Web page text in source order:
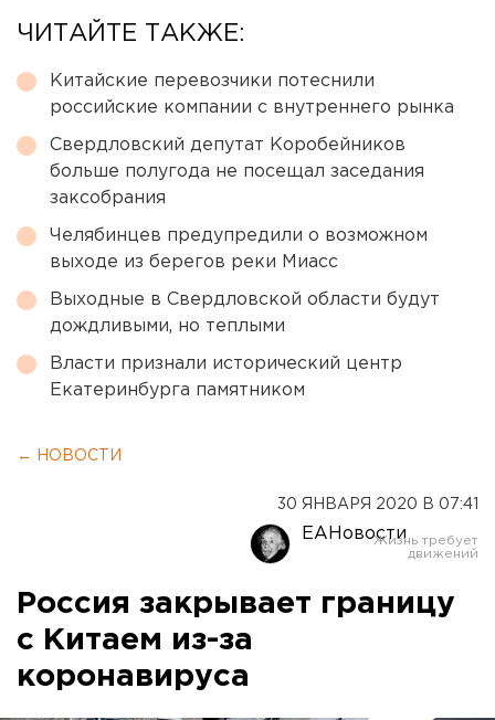
ЧИТАЙТЕ ТАКЖЕ:
Китайские перевозчики потеснили
российские компании с внутреннего рынка
Свердловский депутат Коробейников
больше полугода не посещал заседания
заксобрания
Челябинцев предупредили о возможном
выходе из берегов реки Миасс
Выходные в Свердловской области будут
дождливыми, но теплыми
Власти признали исторический центр
Екатеринбурга памятником
← НОВОСТИ
30 ЯНВАРЯ 2020 В 07:41
ЕАНовости
Россия закрывает границу
с Китаем из-за
коронавируса